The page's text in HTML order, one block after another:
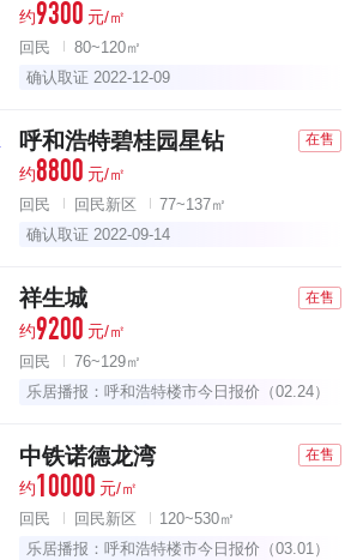
约9300 元/㎡
回民
80~120㎡
确认取证 2022-12-09
呼和浩特碧桂园星钻 在售
约8800 元/㎡
回民 回民新区
77~137㎡
确认取证 2022-09-14
祥生城 在售
约9200 元/㎡
回民
76~129㎡
乐居播报：呼和浩特楼市今日报价（02.24）
中铁诺德龙湾 在售
约10000 元/㎡
回民 回民新区
120~530㎡
乐居播报：呼和浩特楼市今日报价（03.01）